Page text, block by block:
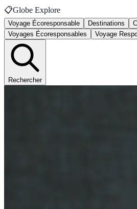
📋Globe Explore
Voyage Écoresponsable Destinations
Voyages Écoresponsables
Voyage
Rechercher